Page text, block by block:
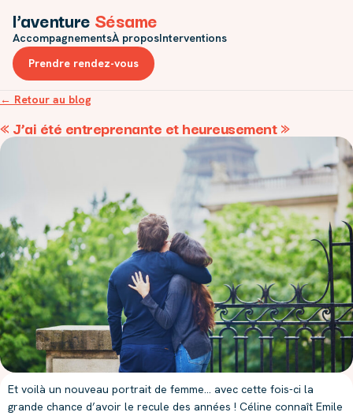
l’aventureSésame
AccompagnementsÀ proposInterventions
Prendre rendez-vous
← Retour au blog
« J’ai été entreprenante et heureusement »
Et voilà un nouveau portrait de femme… avec cette fois-ci la
grande chance d’avoir le recule des années ! Céline connaît Emile